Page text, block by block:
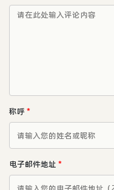
称呼*
电子邮件地址 *